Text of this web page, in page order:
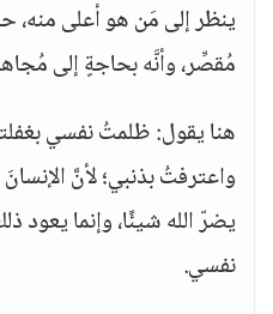
ينظر إلى مَن هو أعلى منه،
مُقصِّر، وأنَّه بحاجةٍ إلى
هنا يقول: ظلمتُ نفسي
واعترفتُ بذنبي؛ لأنَّ
يضرّ الله شيئًا، وإنما يعود
نفسي.